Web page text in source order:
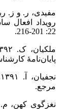
رویداد افعال
22: 201-216.
ملکیان، ک. ۱۳۹۲.
پایان‌نامۀ
نجفیان، آ. ۱۳۹۱.
مرجع.